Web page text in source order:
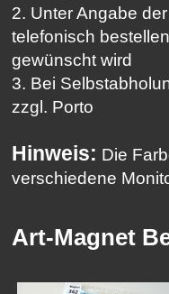
2. Unter Angabe
telefonisch
gewünscht wird
3. Bei
zzgl. Porto
Hinweis: Die
verschiedene
Art-Magnet